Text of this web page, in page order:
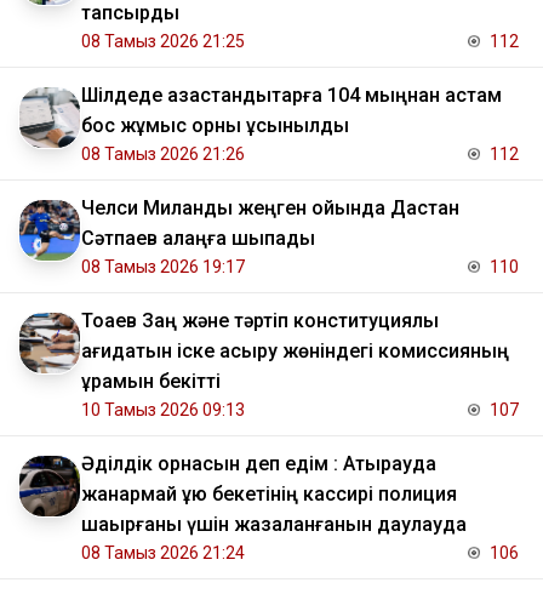
тапсырды
08 Тамыз 2026 21:25 112
​Шілдеде қазақстандықтарға 104 мыңнан астам
бос жұмыс орны ұсынылды
08 Тамыз 2026 21:26 112
Челси Миланды жеңген ойында Дастан
Сәтпаев алаңға шықпады
08 Тамыз 2026 19:17 110
Тоқаев Заң және тәртіп конституциялық
қағидатын іске асыру жөніндегі комиссияның
құрамын бекітті
10 Тамыз 2026 09:13 107
Әділдік орнасын деп едім : Атырауда
жанармай құю бекетінің кассирі полиция
шақырғаны үшін жазаланғанын даулауда
08 Тамыз 2026 21:24 106